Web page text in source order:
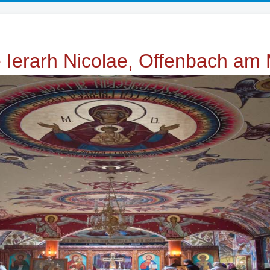
Nicolae, Offenbach am